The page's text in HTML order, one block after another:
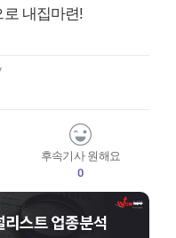
내집마련!
후속기사 원해요
0